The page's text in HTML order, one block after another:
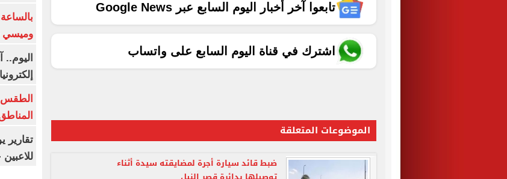
تابعوا آخر أخبار اليوم السابع عبر Google News
اشترك في قناة اليوم السابع على واتساب
الموضوعات المتعلقة
ضبط قائد سيارة أجرة لمضايقته سيدة أثناء
وميسي
الطقس
المناطق
تقارير